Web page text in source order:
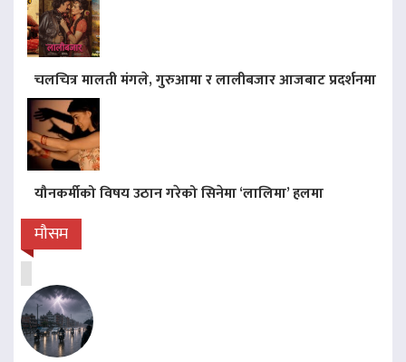
चलचित्र मालती मंगले, गुरुआमा र लालीबजार आजबाट प्रदर्शनमा
यौनकर्मीको विषय उठान गरेको सिनेमा ‘लालिमा’ हलमा
मौसम